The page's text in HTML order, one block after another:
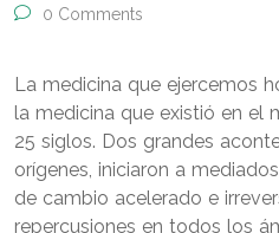
0 Comments
La medicina que ejercemos
la medicina que existió en el
25 siglos. Dos grandes
orígenes, iniciaron a
de cambio acelerado e
repercusiones en todos los